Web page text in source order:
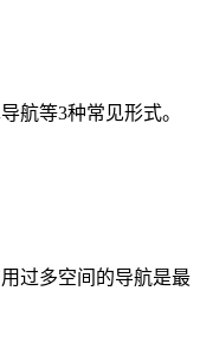
航等3种常见形式。
过多空间的导航是最